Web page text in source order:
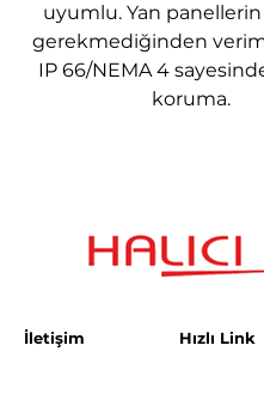
uyumlu. Yan panellerin
gerekmediğinden
IP 66/NEMA 4
koruma.
İletişim Hızlı Link